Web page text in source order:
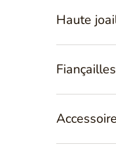
Haute